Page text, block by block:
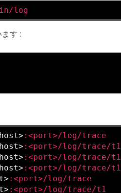
log
す :
:<port>/log/trace
:<port>/log/trace/t1
:<port>/log/trace/
:<port>/log/trace/
:<port>/log/trace
:<port>/log/trace/t1